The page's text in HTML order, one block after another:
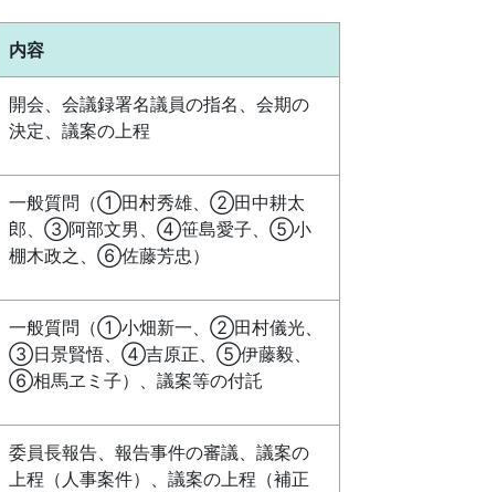
内容
開会、会議録署名議員の指名、会期の
決定、議案の上程
一般質問（①田村秀雄、②田中耕太
郎、③阿部文男、④笹島愛子、⑤小
棚木政之、⑥佐藤芳忠）
一般質問（①小畑新一、②田村儀光、
③日景賢悟、④吉原正、⑤伊藤毅、
⑥相馬ヱミ子）、議案等の付託
委員長報告、報告事件の審議、議案の
上程（人事案件）、議案の上程（補正